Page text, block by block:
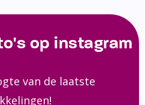
op instagram
van de laatste